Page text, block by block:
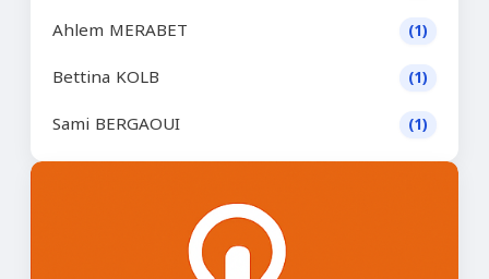
Ahlem MERABET (1)
Bettina KOLB (1)
Sami BERGAOUI (1)